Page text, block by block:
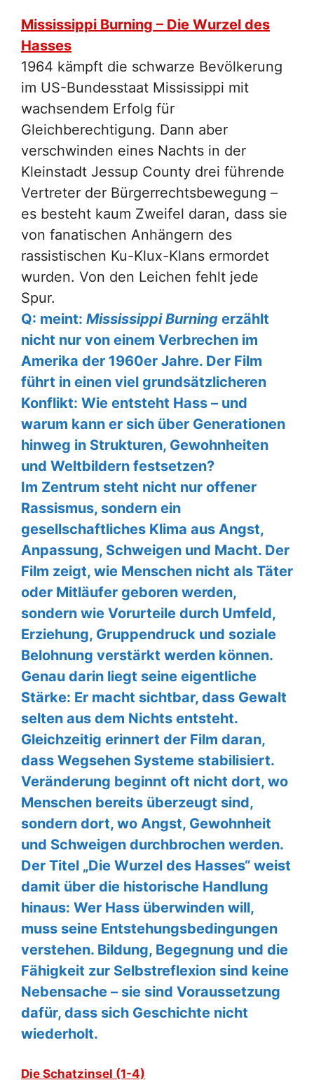
Mississippi Burning – Die Wurzel des
Hasses
1964 kämpft die schwarze Bevölkerung
im US-Bundesstaat Mississippi mit
wachsendem Erfolg für
Gleichberechtigung. Dann aber
verschwinden eines Nachts in der
Kleinstadt Jessup County drei führende
Vertreter der Bürgerrechtsbewegung –
es besteht kaum Zweifel daran, dass sie
von fanatischen Anhängern des
rassistischen Ku-Klux-Klans ermordet
wurden. Von den Leichen fehlt jede
Spur.
Q: meint: Mississippi Burning erzählt
nicht nur von einem Verbrechen im
Amerika der 1960er Jahre. Der Film
führt in einen viel grundsätzlicheren
Konflikt: Wie entsteht Hass – und
warum kann er sich über Generationen
hinweg in Strukturen, Gewohnheiten
und Weltbildern festsetzen?
Im Zentrum steht nicht nur offener
Rassismus, sondern ein
gesellschaftliches Klima aus Angst,
Anpassung, Schweigen und Macht. Der
Film zeigt, wie Menschen nicht als Täter
oder Mitläufer geboren werden,
sondern wie Vorurteile durch Umfeld,
Erziehung, Gruppendruck und soziale
Belohnung verstärkt werden können.
Genau darin liegt seine eigentliche
Stärke: Er macht sichtbar, dass Gewalt
selten aus dem Nichts entsteht.
Gleichzeitig erinnert der Film daran,
dass Wegsehen Systeme stabilisiert.
Veränderung beginnt oft nicht dort, wo
Menschen bereits überzeugt sind,
sondern dort, wo Angst, Gewohnheit
und Schweigen durchbrochen werden.
Der Titel „Die Wurzel des Hasses“ weist
damit über die historische Handlung
hinaus: Wer Hass überwinden will,
muss seine Entstehungsbedingungen
verstehen. Bildung, Begegnung und die
Fähigkeit zur Selbstreflexion sind keine
Nebensache – sie sind Voraussetzung
dafür, dass sich Geschichte nicht
wiederholt.
Die Schatzinsel (1-4)